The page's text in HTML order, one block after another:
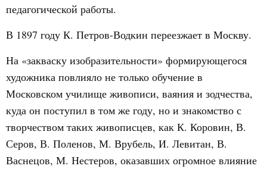
педагогической работы.
В 1897 году К. Петров-Водкин переезжает в Москву.
На «закваску изобразительности» формирующегося
художника повлияло не только обучение в
Московском училище живописи, ваяния и зодчества,
куда он поступил в том же году, но и знакомство с
творчеством таких живописцев, как К. Коровин, В.
Серов, В. Поленов, М. Врубель, И. Левитан, В.
Васнецов, М. Нестеров, оказавших огромное влияние